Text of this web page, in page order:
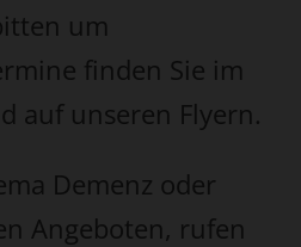
um
finden Sie im
auf unseren Flyern.
Demenz oder
Angeboten, rufen